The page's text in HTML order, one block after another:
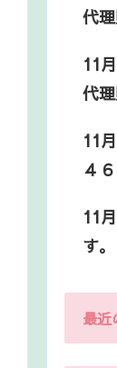
代
11
代
11
４
11
す。
最近